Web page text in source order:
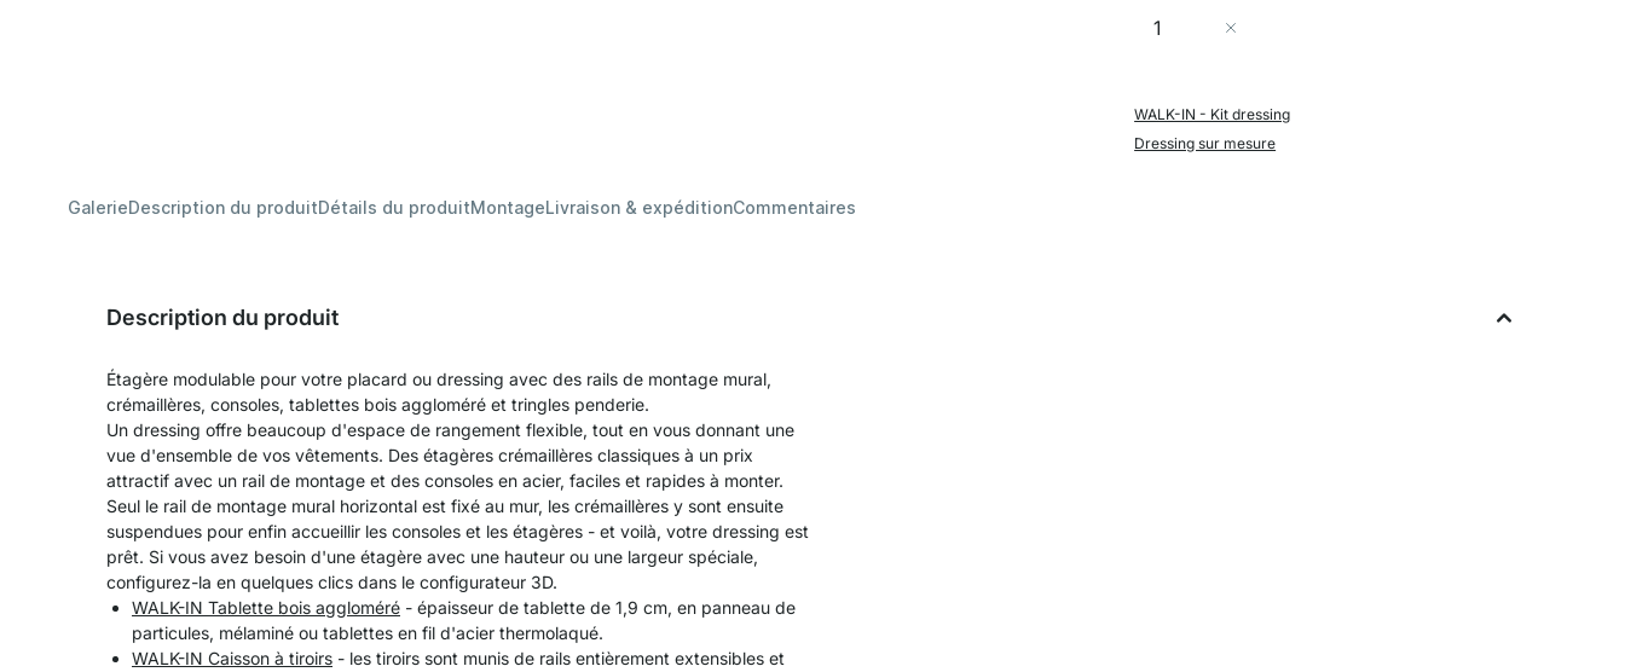
Quantité
WALK-IN - Kit dressing
Dressing sur mesure
GalerieDescription du produitDétails du produitMontageLivraison & expéditionCommentaires
Description du produit
Étagère modulable pour votre placard ou dressing avec des rails de montage mural,
crémaillères, consoles, tablettes bois aggloméré et tringles penderie.
Un dressing offre beaucoup d'espace de rangement flexible, tout en vous donnant une
vue d'ensemble de vos vêtements. Des étagères crémaillères classiques à un prix
attractif avec un rail de montage et des consoles en acier, faciles et rapides à monter.
Seul le rail de montage mural horizontal est fixé au mur, les crémaillères y sont ensuite
suspendues pour enfin accueillir les consoles et les étagères - et voilà, votre dressing est
prêt. Si vous avez besoin d'une étagère avec une hauteur ou une largeur spéciale,
configurez-la en quelques clics dans le configurateur 3D.
WALK-IN Tablette bois aggloméré - épaisseur de tablette de 1,9 cm, en panneau de
particules, mélaminé ou tablettes en fil d'acier thermolaqué.
WALK-IN Caisson à tiroirs - les tiroirs sont munis de rails entièrement extensibles et